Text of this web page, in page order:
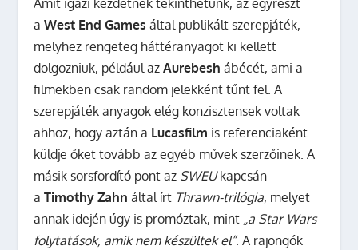
Amit igazi kezdetnek tekinthetünk, az egyrészt
aWest End Games által publikált szerepjáték,
melyhez rengeteg háttéranyagot ki kellett
dolgozniuk, például azAurebesh ábécét, ami a
filmekben csak random jelekként tűnt fel. A
szerepjáték anyagok elég konzisztensek voltak
ahhoz, hogy aztán a Lucasfilm is referenciaként
küldje őket tovább az egyéb művek szerzőinek. A
másik sorsfordító pont az SWEUkapcsán
aTimothy Zahn által írt Thrawn-trilógia, melyet
annak idején úgy is promóztak, mint „a Star Wars
folytatások, amik nem készültek el”. A rajongók